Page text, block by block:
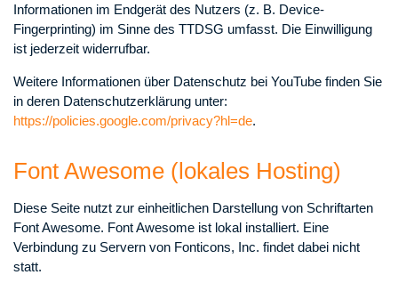
Informationen im Endgerät des Nutzers (z. B. Device-
Fingerprinting) im Sinne des TTDSG umfasst. Die Einwilligung
ist jederzeit widerrufbar.
Weitere Informationen über Datenschutz bei YouTube finden Sie
in deren Datenschutzerklärung unter:
https://policies.google.com/privacy?hl=de.
Font Awesome (lokales Hosting)
Diese Seite nutzt zur einheitlichen Darstellung von Schriftarten
Font Awesome. Font Awesome ist lokal installiert. Eine
Verbindung zu Servern von Fonticons, Inc. findet dabei nicht
statt.